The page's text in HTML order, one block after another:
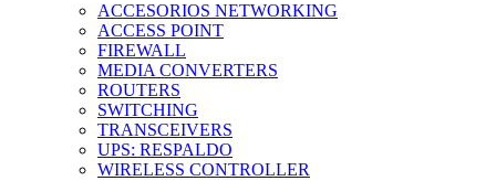
ACCESORIOS NETWORKING
ACCESS POINT
FIREWALL
MEDIA CONVERTERS
ROUTERS
SWITCHING
TRANSCEIVERS
UPS: RESPALDO
WIRELESS CONTROLLER